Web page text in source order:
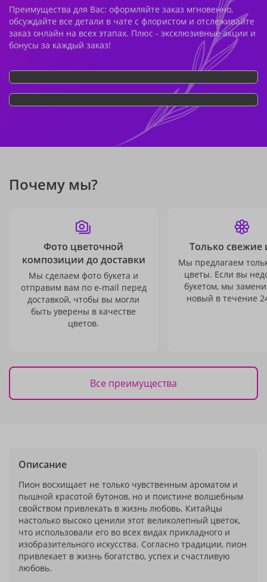
Преимущества для Вас: оформляйте заказ мгновенно,
обсуждайте все детали в чате с флористом и отслеживайте
заказ онлайн на всех этапах. Плюс - эксклюзивные акции и
бонусы за каждый заказ!
Почему мы?
Фото цветочной
композиции до доставки
Мы сделаем фото букета и
отправим вам по e-mail перед
доставкой, чтобы вы могли
быть уверены в качестве
цветов.
Только свежие
Мы предлагаем
цветы. Если вы
букетом, мы
новый в течение
Все преимущества
Описание
Пион восхищает не только чувственным ароматом и
пышной красотой бутонов, но и поистине волшебным
свойством привлекать в жизнь любовь. Китайцы
настолько высоко ценили этот великолепный цветок,
что использовали его во всех видах прикладного и
изобразительного искусства. Согласно традиции, пион
привлекает в жизнь богатство, успех и счастливую
любовь.